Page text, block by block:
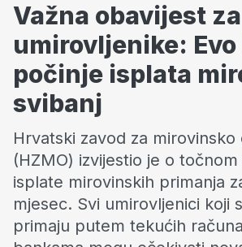
Važna obavijest za
umirovljenike: Evo
počinje isplata
svibanj
Hrvatski zavod za mirovinsko
(HZMO) izvijestio je o
isplate mirovinskih primanja
mjesec. Svi umirovljenici koji
primaju putem tekućih